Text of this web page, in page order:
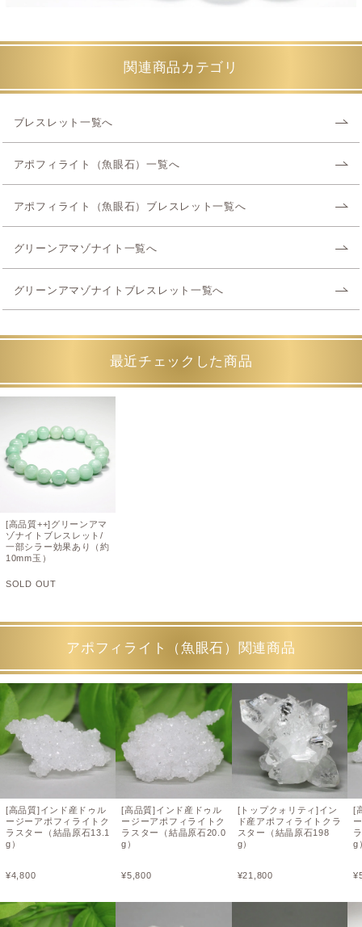
関連商品カテゴリ
ブレスレット一覧へ
アポフィライト（魚眼石）一覧へ
アポフィライト（魚眼石）ブレスレット一覧へ
グリーンアマゾナイト一覧へ
グリーンアマゾナイトブレスレット一覧へ
最近チェックした商品
[高品質++]グリーンアマ
ゾナイトブレスレット/
一部シラー効果あり（約
10mm玉）
SOLD OUT
アポフィライト（魚眼石）関連商品
[高品質]インド産ドゥル
ージーアポフィライトク
ラスター（結晶原石13.1
g）
¥4,800
[高品質]インド産ドゥル
ージーアポフィライトク
ラスター（結晶原石20.0
g）
¥5,800
[トップクォリティ]イン
ド産アポフィライトクラ
スター（結晶原石198
g）
¥21,800
[
g
¥